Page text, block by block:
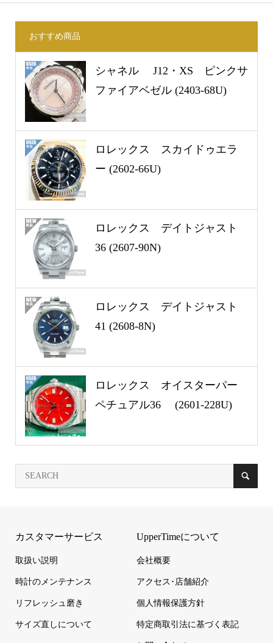
おすすめ商品
シャネル J12・XS ピンクサ
ファイアベゼル (2403-68U)
ロレックス スカイドゥエラ
ー (2602-66U)
ロレックス デイトジャスト
36 (2607-90N)
ロレックス デイトジャスト
41 (2608-8N)
ロレックス オイスターパー
ペチュアル36 (2601-228U)
カスタマーサービス
取扱い説明
時計のメンテナンス
リフレッシュ磨き
サイズ直しについて
UpperTimeについて
会社概要
アクセス･店舗紹介
個人情報保護方針
特定商取引法に基づく表記